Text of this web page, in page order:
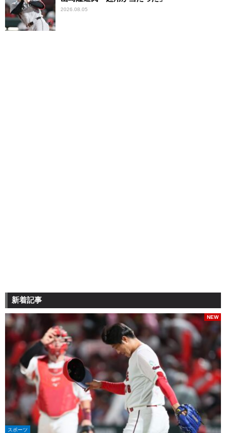
2026.08.05
新着記事
スポーツ
NEW